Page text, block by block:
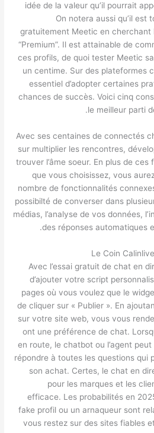
idée de la valeur qu’il pourrait
On notera aussi qu’il est
gratuitement Meetic en cherchant
“Premium”. Il est attainable de
ces profils, de quoi tester Meetic
un centime. Sur des plateformes
essentiel d’adopter certaines
chances de succès. Voici cinq
le meilleur parti
Avec ses centaines de connectés
sur multiplier les rencontres,
trouver l’âme soeur. En plus de
que vous choisissez, vous
nombre de fonctionnalités
possibilté de converser dans
médias, l’analyse de vos données,
des réponses automatiques
Le Coin
Avec l’essai gratuit de chat en
d’ajouter votre script
pages où vous voulez que le
de cliquer sur « Publier ». En
sur votre site web, vous vous
ont une préférence de chat.
en route, le chatbot ou l’agent
répondre à toutes les questions qui
son achat. Certes, le chat en
pour les marques et les
efficace. Les probabilités en
fake profil ou un arnaqueur sont
vous restez sur des sites fiables